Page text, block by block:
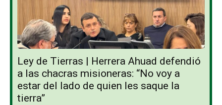
Ley de Tierras | Herrera Ahuad defendió
a las chacras misioneras: “No voy a
estar del lado de quien les saque la
tierra”